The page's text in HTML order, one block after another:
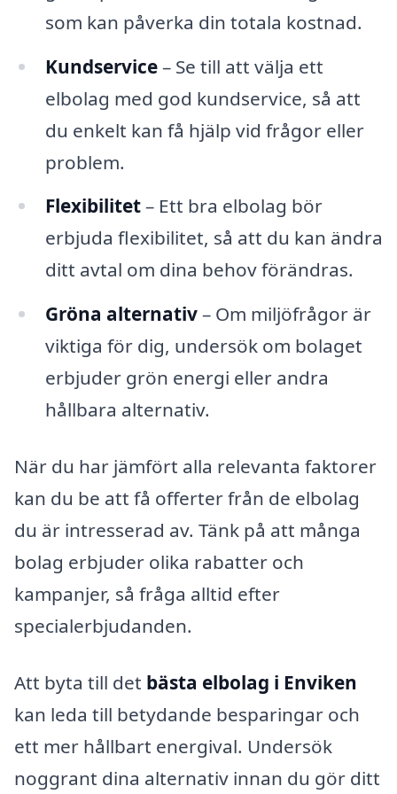
som kan påverka din totala kostnad.
Kundservice– Se till att välja ett
elbolag med god kundservice, så att
du enkelt kan få hjälp vid frågor eller
problem.
Flexibilitet– Ett bra elbolag bör
erbjuda flexibilitet, så att du kan ändra
ditt avtal om dina behov förändras.
Gröna alternativ– Om miljöfrågor är
viktiga för dig, undersök om bolaget
erbjuder grön energi eller andra
hållbara alternativ.
När du har jämfört alla relevanta faktorer
kan du be att få offerter från de elbolag
du är intresserad av. Tänk på att många
bolag erbjuder olika rabatter och
kampanjer, så fråga alltid efter
specialerbjudanden.
Att byta till det bästa elbolag i Enviken
kan leda till betydande besparingar och
ett mer hållbart energival. Undersök
noggrant dina alternativ innan du gör ditt